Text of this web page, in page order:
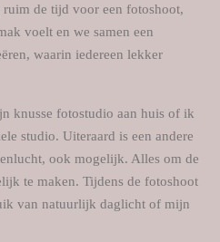
de tijd voor een fotoshoot,
voelt en we samen een
waarin iedereen lekker
knusse fotostudio aan huis of ik
studio. Uiteraard is een andere
ook mogelijk. Alles om de
te maken. Tijdens de fotoshoot
van natuurlijk daglicht of mijn